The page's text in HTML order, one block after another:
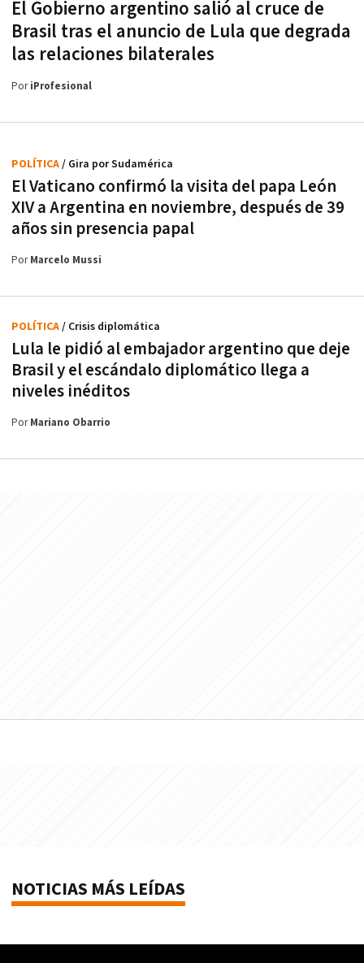
El Gobierno argentino salió al cruce de
Brasil tras el anuncio de Lula que degrada
las relaciones bilaterales
PoriProfesional
El Vaticano confirmó la visita del papa León
XIV a Argentina en noviembre, después de 39
años sin presencia papal
POLÍTICA/ Gira por Sudamérica
PorMarcelo Mussi
Lula le pidió al embajador argentino que deje
Brasil y el escándalo diplomático llega a
niveles inéditos
POLÍTICA/ Crisis diplomática
PorMariano Obarrio
NOTICIAS MÁS LEÍDAS